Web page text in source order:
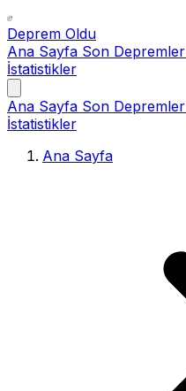
Deprem Oldu
Ana Sayfa Son Depremler
İstatistikler
Ana Sayfa Son Depremler
İstatistikler
Ana Sayfa